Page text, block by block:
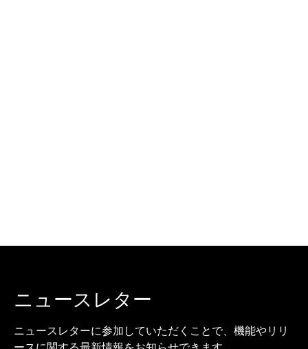
ニュースレター
ニュースレターに参加していただくことで、機能やリリ